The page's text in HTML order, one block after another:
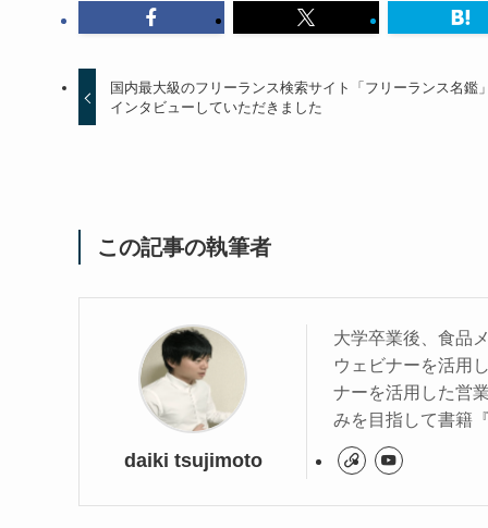
国内最大級のフリーランス検索サイト「フリーランス名鑑
インタビューしていただきました
この記事の執筆者
daiki tsujimoto
大学卒業後、食品
ウェビナーを活用
ナーを活用した営
みを目指して書籍